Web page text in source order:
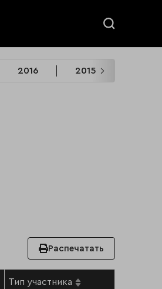
2016 2015
Распечатать
Тип участника